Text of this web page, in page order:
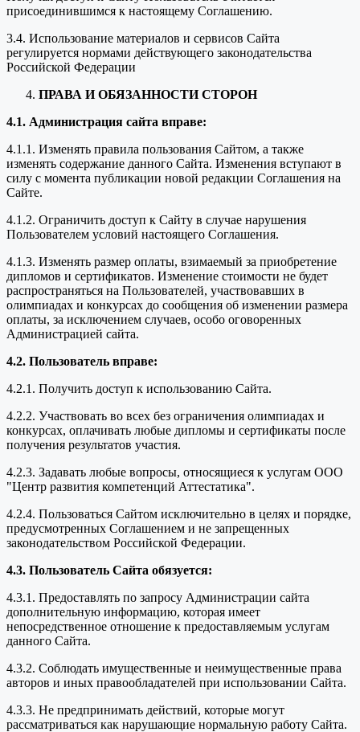
присоединившимся к настоящему Соглашению.
3.4. Использование материалов и сервисов Сайта
регулируется нормами действующего законодательства
Российской Федерации
ПРАВА И ОБЯЗАННОСТИ СТОРОН
4.1. Администрация сайта вправе:
4.1.1. Изменять правила пользования Сайтом, а также
изменять содержание данного Сайта. Изменения вступают в
силу с момента публикации новой редакции Соглашения на
Сайте.
4.1.2. Ограничить доступ к Сайту в случае нарушения
Пользователем условий настоящего Соглашения.
4.1.3. Изменять размер оплаты, взимаемый за приобретение
дипломов и сертификатов. Изменение стоимости не будет
распространяться на Пользователей, участвовавших в
олимпиадах и конкурсах до сообщения об изменении размера
оплаты, за исключением случаев, особо оговоренных
Администрацией сайта.
4.2. Пользователь вправе:
4.2.1. Получить доступ к использованию Сайта.
4.2.2. Участвовать во всех без ограничения олимпиадах и
конкурсах, оплачивать любые дипломы и сертификаты после
получения результатов участия.
4.2.3. Задавать любые вопросы, относящиеся к услугам ООО
"Центр развития компетенций Аттестатика".
4.2.4. Пользоваться Сайтом исключительно в целях и порядке,
предусмотренных Соглашением и не запрещенных
законодательством Российской Федерации.
4.3. Пользователь Сайта обязуется:
4.3.1. Предоставлять по запросу Администрации сайта
дополнительную информацию, которая имеет
непосредственное отношение к предоставляемым услугам
данного Сайта.
4.3.2. Соблюдать имущественные и неимущественные права
авторов и иных правообладателей при использовании Сайта.
4.3.3. Не предпринимать действий, которые могут
рассматриваться как нарушающие нормальную работу Сайта.